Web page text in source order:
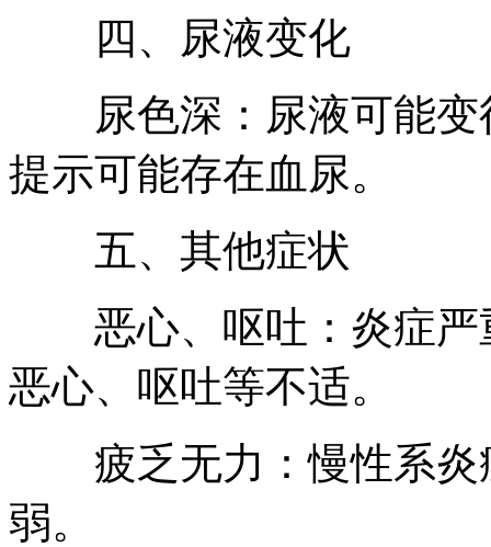
四、尿液变化
尿色深：尿液可能变
提示可能存在血尿。
五、其他症状
恶心、呕吐：炎症严
恶心、呕吐等不适。
疲乏无力：慢性系炎
弱。